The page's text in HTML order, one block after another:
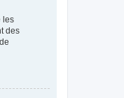
les
des